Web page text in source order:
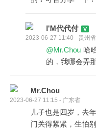
I'M代代付
2023-06-27 11:40 - 贵州
@Mr.Chou 哈
的，我哪会弄
Mr.Chou
2023-06-27 11:15 - 广东省
儿子也是四岁，去
门关得紧紧，生怕